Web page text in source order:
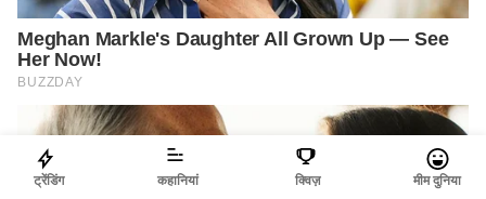
ट्रेंडिंग कहानियां क्विज़ मीम दुनिया